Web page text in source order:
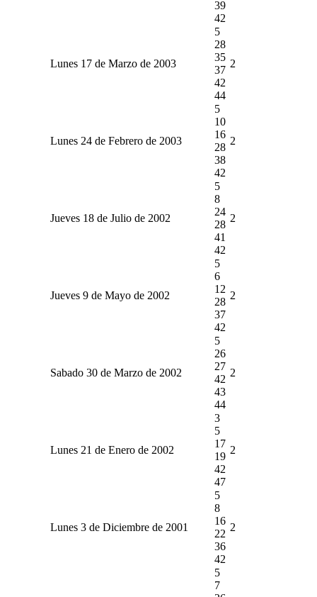
39
42
Lunes 17 de Marzo de 2003
5
28
35
37
42
44
2
Lunes 24 de Febrero de 2003
5
10
16
28
38
42
2
Jueves 18 de Julio de 2002
5
8
24
28
41
42
2
Jueves 9 de Mayo de 2002
5
6
12
28
37
42
2
Sabado 30 de Marzo de 2002
5
26
27
42
43
44
2
Lunes 21 de Enero de 2002
3
5
17
19
42
47
2
Lunes 3 de Diciembre de 2001
5
8
16
22
36
42
2
5
7